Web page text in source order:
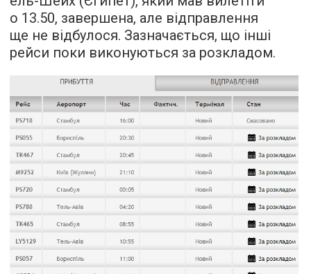
о 13.50, завершена, але відправлення
ще не відбулося. Зазначається, що інші
рейси поки виконуються за розкладом.